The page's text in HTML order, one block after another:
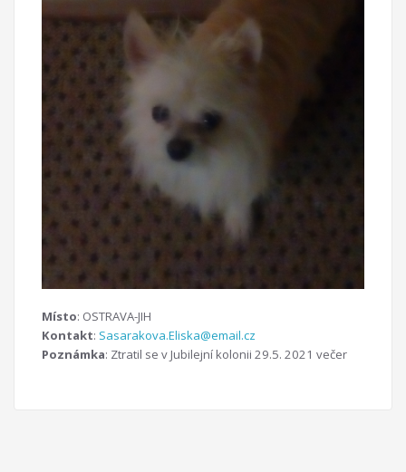
Místo: OSTRAVA-JIH
Kontakt: Sasarakova.Eliska@email.cz
Poznámka: Ztratil se v Jubilejní kolonii 29.5. 2021 večer